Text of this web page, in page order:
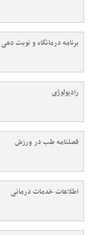
برنامه درمانگاه و نوبت دهی
رادیولوژی
فصلنامه طب در ورزش
اطلاعات خدمات درمانی